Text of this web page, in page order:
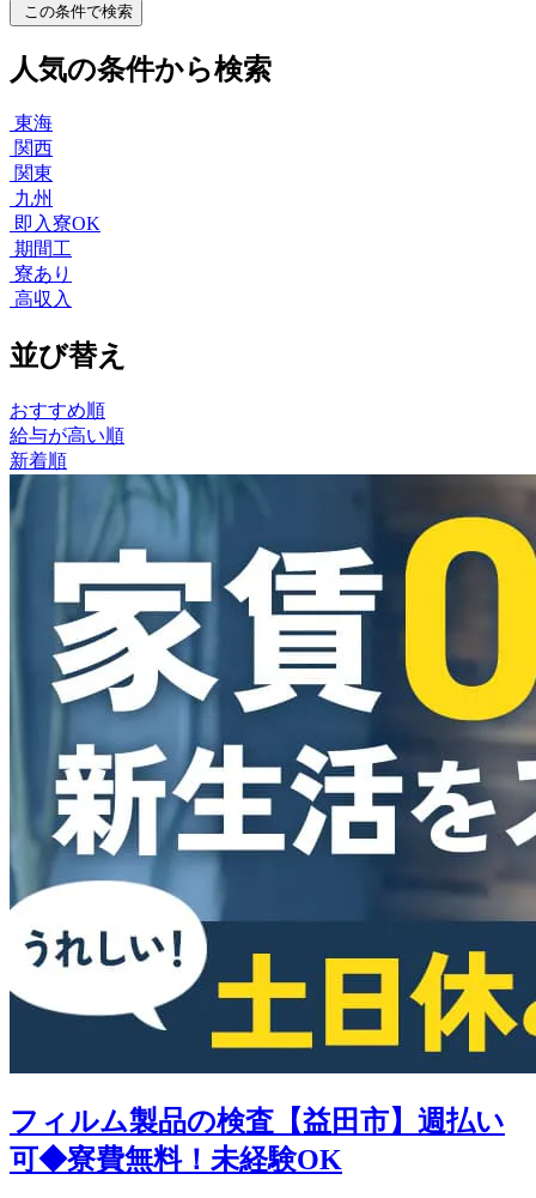
この条件で検索
人気の条件から検索
東海
関西
関東
九州
即入寮OK
期間工
寮あり
高収入
並び替え
おすすめ順
給与が高い順
新着順
フィルム製品の検査【益田市】週払い
可◆寮費無料！未経験OK